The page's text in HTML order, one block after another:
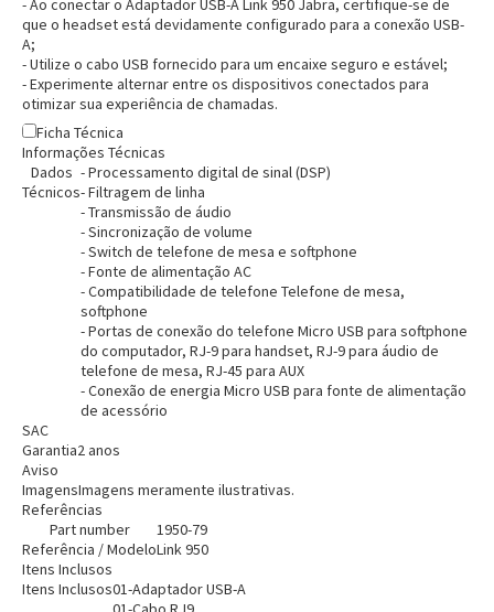
Entrega Flash
Cartão de crédito
Pagamento via Pix
Retire na Loja
que o headset está devidamente configurado para a conexão USB-
A;
- Utilize o cabo USB fornecido para um encaixe seguro e estável;
- Experimente alternar entre os dispositivos conectados para
otimizar sua experiência de chamadas.
Ficha Técnica
Informações Técnicas
Dados
Técnicos
- Processamento digital de sinal (DSP)
- Filtragem de linha
- Transmissão de áudio
- Sincronização de volume
- Switch de telefone de mesa e softphone
- Fonte de alimentação AC
- Compatibilidade de telefone Telefone de mesa,
softphone
- Portas de conexão do telefone Micro USB para softphone
do computador, RJ-9 para handset, RJ-9 para áudio de
telefone de mesa, RJ-45 para AUX
- Conexão de energia Micro USB para fonte de alimentação
de acessório
SAC
Garantia2 anos
Aviso
ImagensImagens meramente ilustrativas.
Referências
Part number
1950-79
Referência / ModeloLink 950
Itens Inclusos
Itens Inclusos01-Adaptador USB-A